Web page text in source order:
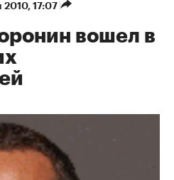
2010, 17:07
вошел в